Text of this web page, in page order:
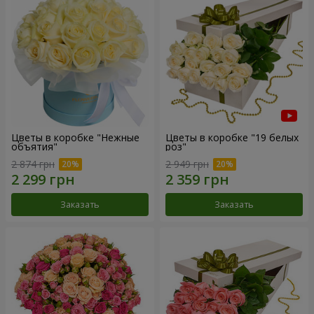
Цветы в коробке "Нежные
объятия"
2 874 грн
Заказать
Цветы в коробке "19 белых
роз"
2 949 грн
Заказать